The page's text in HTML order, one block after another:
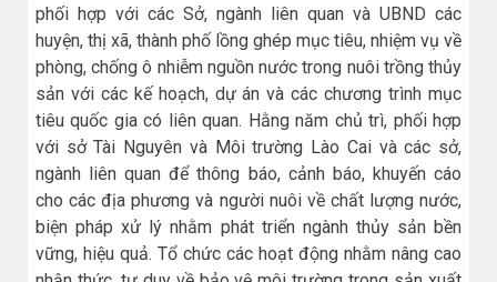
phối hợp với các Sở, ngành liên quan và UBND các
huyện, thị xã, thành phố lồng ghép mục tiêu, nhiệm vụ về
phòng, chống ô nhiễm nguồn nước trong nuôi trồng thủy
sản với các kế hoạch, dự án và các chương trình mục
tiêu quốc gia có liên quan. Hằng năm chủ trì, phối hợp
với sở Tài Nguyên và Môi trường Lào Cai và các sở,
ngành liên quan để thông báo, cảnh báo, khuyến cáo
cho các địa phương và người nuôi về chất lượng nước,
biện pháp xử lý nhằm phát triển ngành thủy sản bền
vững, hiệu quả. Tổ chức các hoạt động nhằm nâng cao